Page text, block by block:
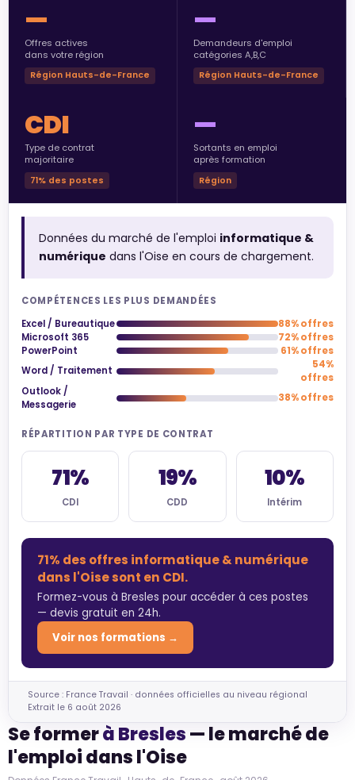
—
Offres actives
dans votre région
Région Hauts-de-France
—
Demandeurs d'emploi
catégories A,B,C
Région Hauts-de-France
CDI
Type de contrat
majoritaire
71% des postes
—
Sortants en emploi
après formation
Région
Données du marché de l'emploi informatique &
numérique dans l'Oise en cours de chargement.
COMPÉTENCES LES PLUS DEMANDÉES
Excel / Bureautique
88% offres
Microsoft 365
72% offres
PowerPoint
61% offres
Word / Traitement
54%
offres
Outlook /
Messagerie
38% offres
RÉPARTITION PAR TYPE DE CONTRAT
71%
CDI
19%
CDD
10%
Intérim
71% des offres informatique & numérique
dans l'Oise sont en CDI.
Formez-vous à Bresles pour accéder à ces postes
— devis gratuit en 24h.
Voir nos formations →
Source : France Travail · données officielles au niveau régional
Extrait le 6 août 2026
Se formerà Bresles— le marché de
l'emploi dans l'Oise